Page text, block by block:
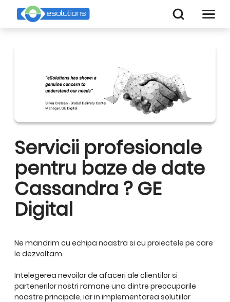
Servicii profesionale
pentru baze de date
Cassandra ? GE
Digital
Ne mandrim cu echipa noastra si cu proiectele pe care
le dezvoltam.
Intelegerea nevoilor de afaceri ale clientilor si
partenerilor nostri ramane una dintre preocuparile
noastre principale, iar in implementarea solutiilor